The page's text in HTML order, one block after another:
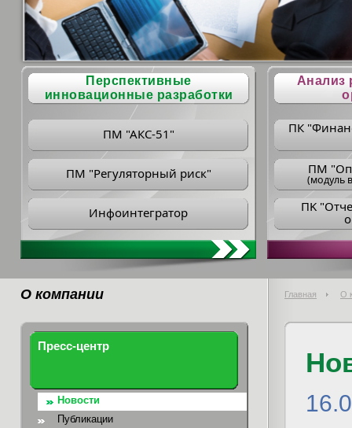
Перспективные
инновационные разработки
ПМ "АКС-51"
ПМ "Регуляторный риск"
Инфоинтегратор
Анализ
ПК
ПM
(модуль
ПK
О компании Главная О
Пресс-центр
Новости
Публикации